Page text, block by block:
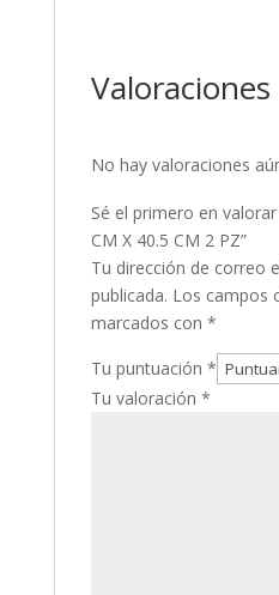
Valoraciones
No hay valoraciones
Sé el primero en valorar
CM X 40.5 CM 2 PZ”
Tu dirección de correo
publicada. Los campos
marcados con *
Tu puntuación *
Tu valoración *